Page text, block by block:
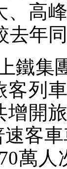
、高
去年
集
列
增開
客
萬